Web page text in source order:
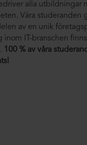
alla utbildningar
Våra studeranden
av en unik
inom IT-branschen finns
100 % av våra